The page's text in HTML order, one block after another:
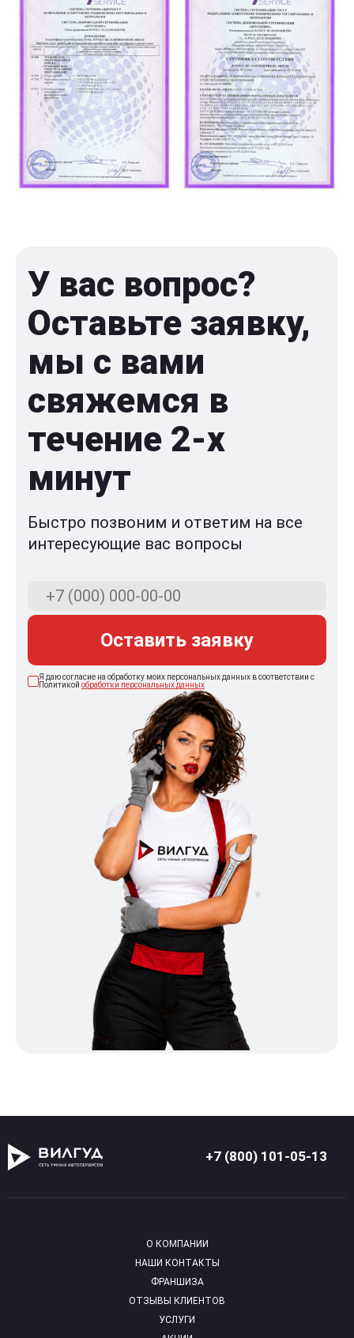
У вас вопрос?
Оставьте заявку,
мы с вами
свяжемся в
течение 2-x
минут
Быстро позвоним и ответим на все
интересующие вас вопросы
Оставить заявку
Я даю согласие на обработку моих персональных данных в соответствии с
Политикой обработки персональных данных
+7 (800) 101-05-13
О КОМПАНИИ
НАШИ КОНТАКТЫ
ФРАНШИЗА
ОТЗЫВЫ КЛИЕНТОВ
УСЛУГИ